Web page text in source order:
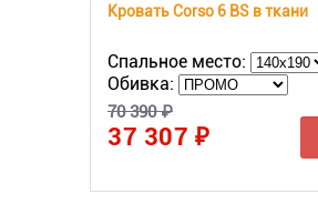
Кровать Corso 6 BS в ткани
Спальное место:
Обивка:
70 390 ₽
37 307 ₽